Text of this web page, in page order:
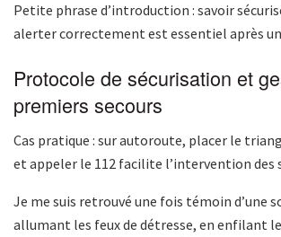
Petite phrase d’introduction : savoir
alerter correctement est essentiel après
Protocole de sécurisation et
premiers secours
Cas pratique : sur autoroute, placer le
et appeler le 112 facilite l’intervention des
Je me suis retrouvé une fois témoin d’une
allumant les feux de détresse, en enfilant